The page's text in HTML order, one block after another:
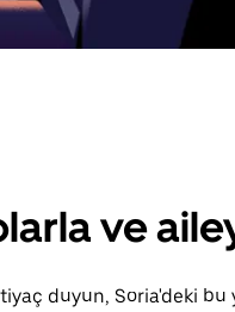
ve
duyun, Soria'deki bu